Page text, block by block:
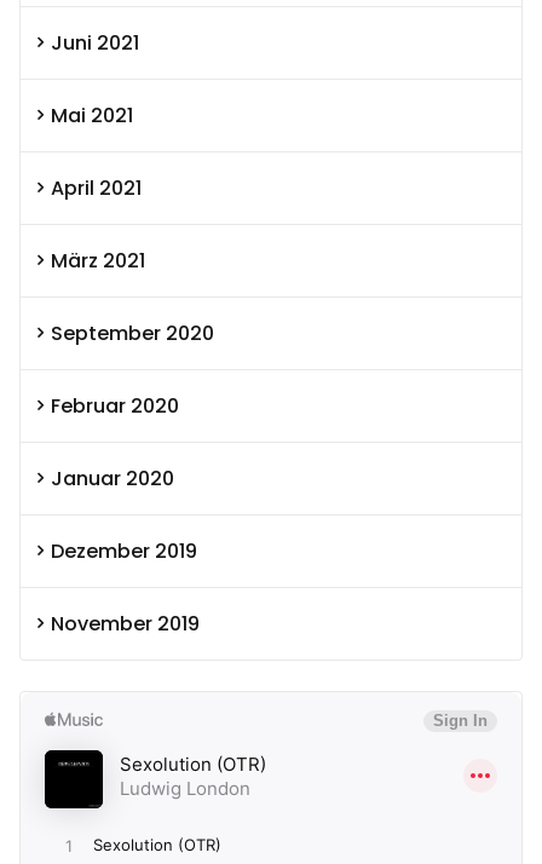
Juni 2021
Mai 2021
April 2021
März 2021
September 2020
Februar 2020
Januar 2020
Dezember 2019
November 2019